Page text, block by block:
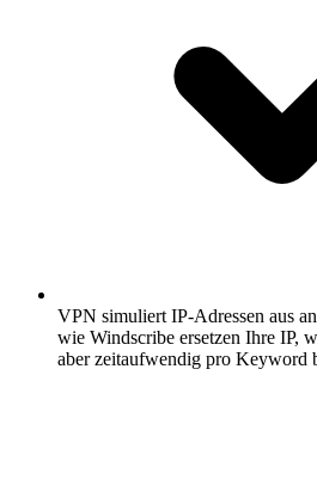
VPN simuliert IP-Adressen aus
wie Windscribe ersetzen Ihre IP,
aber zeitaufwendig pro Keyword